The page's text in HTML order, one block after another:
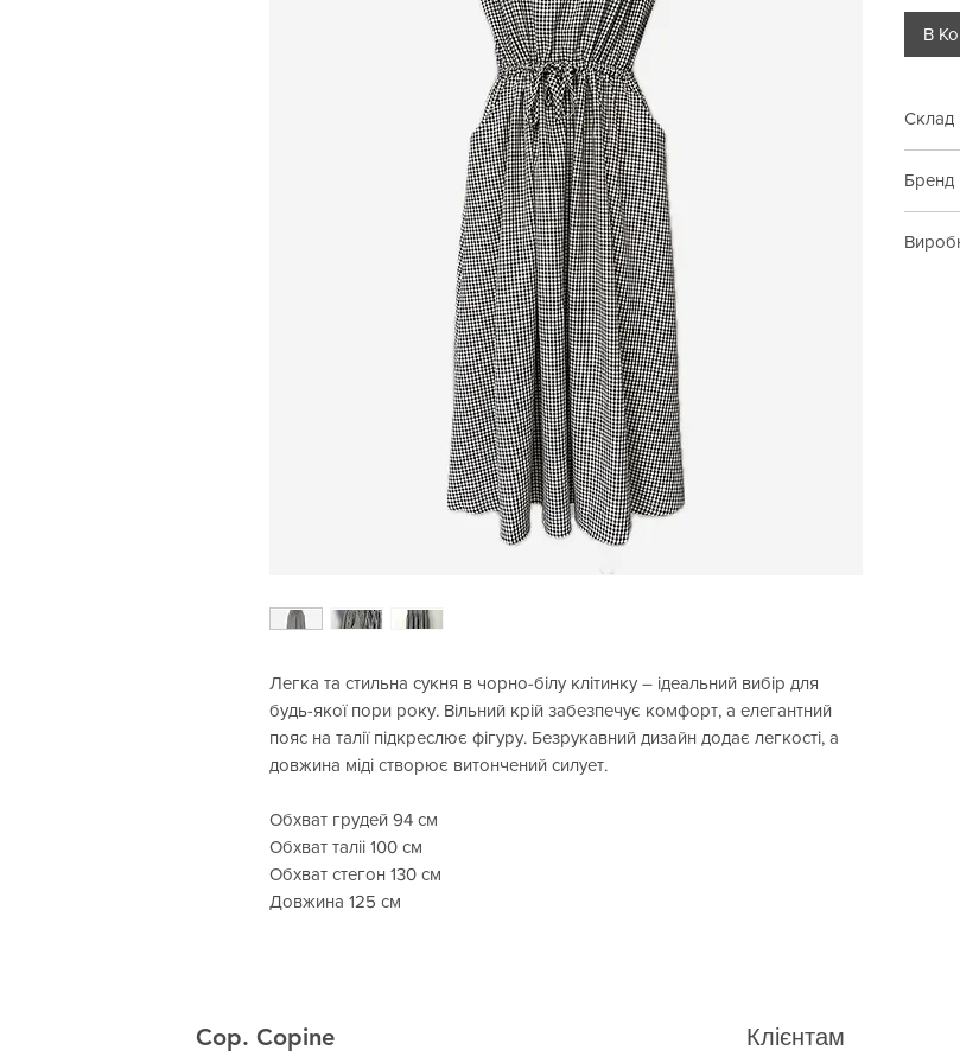
Легка та стильна сукня в чорно-білу клітинку – ідеальний вибір для
будь-якої пори року. Вільний крій забезпечує комфорт, а елегантний
пояс на талії підкреслює фігуру. Безрукавний дизайн додає легкості, а
довжина міді створює витончений силует.
Обхват грудей 94 см
Обхват таліі 100 см
Обхват стегон 130 см
Довжина 125 см
В
Склад
Бренд
Cop. Copine Клієнтам